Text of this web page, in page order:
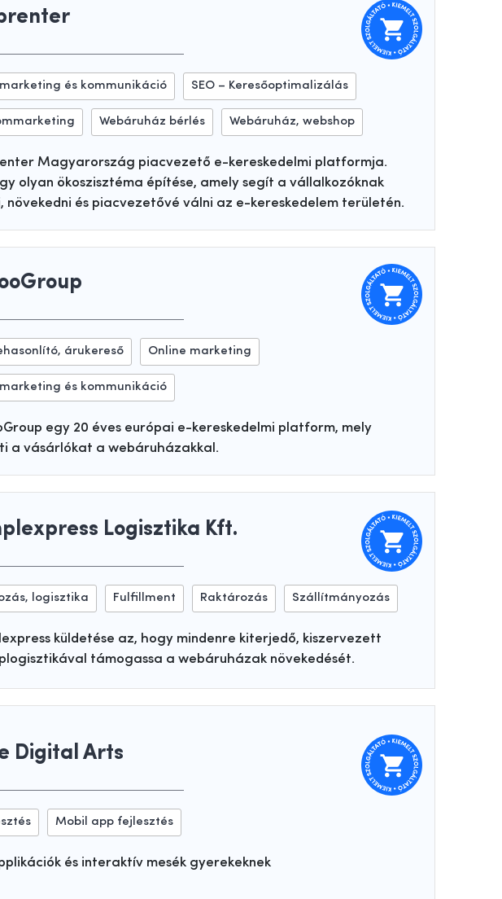
és kommunikáció SEO – Keresőoptimalizálás
Webáruház bérlés Webáruház, webshop
Magyarország piacvezető e-kereskedelmi platformja.
olyan ökoszisztéma építése, amely segít a vállalkozóknak
növekedni és piacvezetővé válni az e-kereskedelem területén.
árukereső Online marketing
és kommunikáció
egy 20 éves európai e-kereskedelmi platform, mely
a vásárlókat a webáruházakkal.
Logisztika Kft.
logisztika Fulfillment Raktározás Szállítmányozás
küldetése az, hogy mindenre kiterjedő, kiszervezett
támogassa a webáruházak növekedését.
Digital Arts
Mobil app fejlesztés
és interaktív mesék gyerekeknek